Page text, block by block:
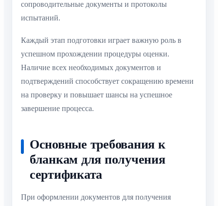
сопроводительные документы и протоколы
испытаний.
Каждый этап подготовки играет важную роль в
успешном прохождении процедуры оценки.
Наличие всех необходимых документов и
подтверждений способствует сокращению времени
на проверку и повышает шансы на успешное
завершение процесса.
Основные требования к
бланкам для получения
сертификата
При оформлении документов для получения